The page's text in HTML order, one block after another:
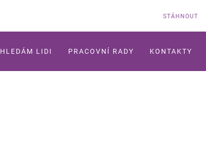
STÁHNOUT
HLEDÁM LIDI PRACOVNÍ RADY KONTAKTY